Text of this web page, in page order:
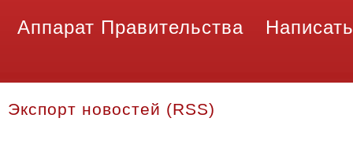
Аппарат Правительства
Экспорт новостей (RSS)